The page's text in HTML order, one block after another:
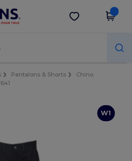
!
Obtenir l'appli
Pantalons & Shorts
Chino
W1